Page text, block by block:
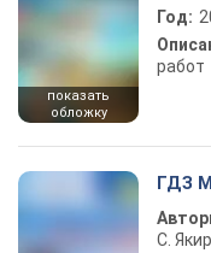
показать
обложку
Год:
работ
ГДЗ
С.